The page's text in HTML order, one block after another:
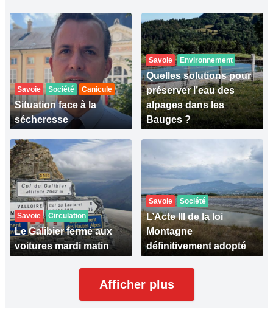
Savoie Société Canicule
Situation face à la
sécheresse
Savoie Environnement
Quelles solutions pour
préserver l’eau des
alpages dans les
Bauges ?
Savoie Circulation
Le Galibier fermé aux
voitures mardi matin
Savoie Société
L’Acte III de la loi
Montagne
définitivement adopté
Afficher plus